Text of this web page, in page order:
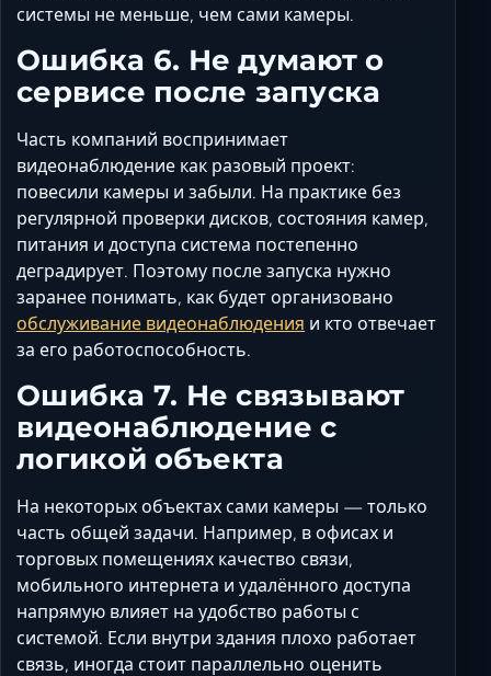
системы не меньше, чем сами камеры.
Ошибка 6. Не думают о
сервисе после запуска
Часть компаний воспринимает
видеонаблюдение как разовый проект:
повесили камеры и забыли. На практике без
регулярной проверки дисков, состояния камер,
питания и доступа система постепенно
деградирует. Поэтому после запуска нужно
заранее понимать, как будет организовано
обслуживание видеонаблюдения и кто отвечает
за его работоспособность.
Ошибка 7. Не связывают
видеонаблюдение с
логикой объекта
На некоторых объектах сами камеры — только
часть общей задачи. Например, в офисах и
торговых помещениях качество связи,
мобильного интернета и удалённого доступа
напрямую влияет на удобство работы с
системой. Если внутри здания плохо работает
связь, иногда стоит параллельно оценить